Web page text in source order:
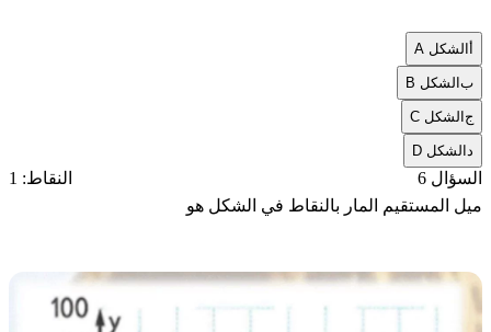
الشكل A
بالشكل B
جالشكل C
الشكل D
السؤال 6
النقاط: 1
ميل المستقيم المار بالنقاط في الشكل هو